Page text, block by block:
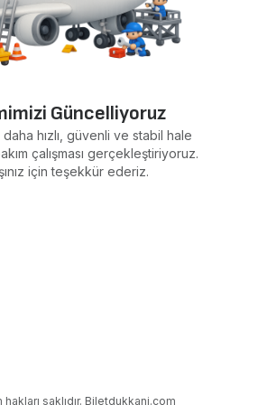
Güncelliyoruz
hızlı, güvenli ve stabil hale
çalışması gerçekleştiriyoruz.
için teşekkür ederiz.
saklıdır. Biletdukkani.com